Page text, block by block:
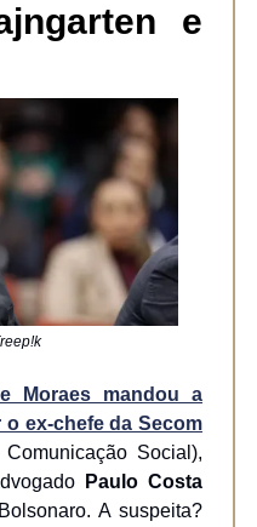
e
Moraes mandou a
o ex-chefe da Secom
Social),
Paulo Costa
A suspeita?